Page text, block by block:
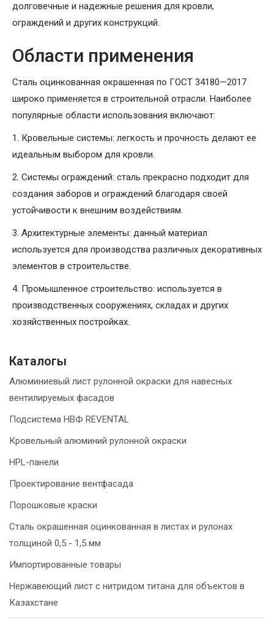
долговечные и надежные решения для кровли,
ограждений и других конструкций.
Области применения
Сталь оцинкованная окрашенная по ГОСТ 34180—2017
широко применяется в строительной отрасли. Наиболее
популярные области использования включают:
1. Кровельные системы: легкость и прочность делают ее
идеальным выбором для кровли.
2. Системы ограждений: сталь прекрасно подходит для
создания заборов и ограждений благодаря своей
устойчивости к внешним воздействиям.
3. Архитектурные элементы: данный материал
используется для производства различных декоративных
элементов в строительстве.
4. Промышленное строительство: используется в
производственных сооружениях, складах и других
хозяйственных постройках.
Каталогы
Алюминиевый лист рулонной окраски для навесных
вентилируемых фасадов
Подсистема НВФ REVENTAL
Кровельный алюминий рулонной окраски
HPL-панели
Проектирование вентфасада
Порошковые краски
Сталь окрашенная оцинкованная в листах и рулонах
толщиной 0,5 - 1,5 мм
Импортированные товары
Нержавеющий лист с нитридом титана для объектов в
Казахстане